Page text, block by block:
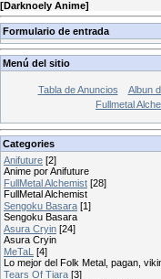
[Darknoely Anime]
Formulario de entrada
Menú del sitio
Tabla de Anuncios Albun
Fullmetal
Categories
Anifuture [2]
Anime por Anifuture
FullMetal Alchemist [28]
FullMetal Alchemist
Sengoku Basara [1]
Sengoku Basara
Asura Cryin [24]
Asura Cryin
MeTaL [4]
Lo mejor del Folk Metal, pagan,
Tears Of Tiara [3]